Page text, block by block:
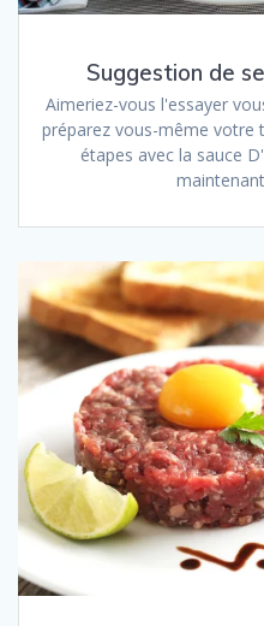
Suggestion de
Aimeriez-vous l'essayer
préparez vous-même votre
étapes avec la sauce